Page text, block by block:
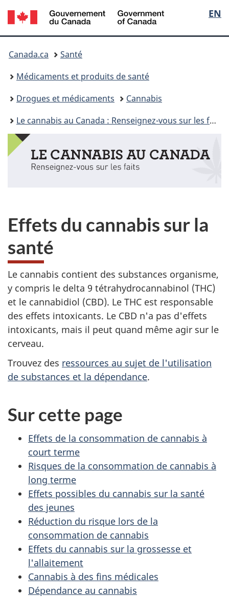
Passer
au
contenu
Passer
à
«
du
gouvernement
»
Passer
à
la
simplifiée
de
EN
of
Vous
êtes
ici :
Canada.ca
Santé
Médicaments et produits de santé
Drogues et médicaments
Cannabis
Le cannabis au Canada : Renseignez-vous sur les faits
Effets du cannabis sur la
santé
Le cannabis contient des substances organisme,
y compris le delta 9 tétrahydrocannabinol (THC)
et le cannabidiol (CBD). Le THC est responsable
des effets intoxicants. Le CBD n'a pas d'effets
intoxicants, mais il peut quand même agir sur le
cerveau.
Trouvez des ressources au sujet de l'utilisation
de substances et la dépendance.
Sur cette page
Effets de la consommation de cannabis à
court terme
Risques de la consommation de cannabis à
long terme
Effets possibles du cannabis sur la santé
des jeunes
Réduction du risque lors de la
consommation de cannabis
Effets du cannabis sur la grossesse et
l'allaitement
Cannabis à des fins médicales
Dépendance au cannabis